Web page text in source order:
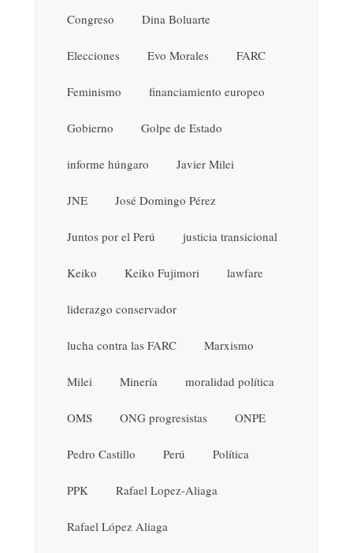
Congreso Dina Boluarte
Elecciones Evo Morales FARC
Feminismo financiamiento europeo
Gobierno Golpe de Estado
informe húngaro Javier Milei
JNE José Domingo Pérez
Juntos por el Perú justicia transicional
Keiko Keiko Fujimori lawfare
liderazgo conservador
lucha contra las FARC Marxismo
Milei Minería moralidad política
OMS ONG progresistas ONPE
Pedro Castillo Perú Política
PPK Rafael Lopez-Aliaga
Rafael López Aliaga